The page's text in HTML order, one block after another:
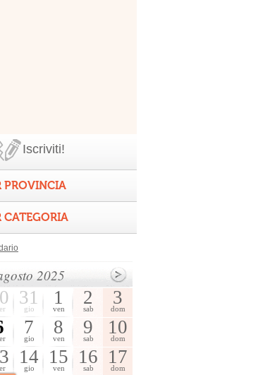
Iscriviti!
PROVINCIA
CATEGORIA
2025
31
gio
1
ven
2
sab
3
dom
7
gio
8
ven
9
sab
10
dom
14
gio
15
ven
16
sab
17
dom